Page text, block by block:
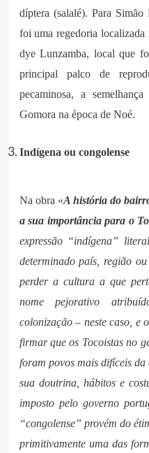
díptera (salalé). Para
foi uma regedoria
dye Lunzamba, local que
principal palco de
pecaminosa, a
Gomora na época de Noé.
Indígena ou congolense
Na obra «A história do
a sua importância para o
expressão “indígena”
determinado país, região
perder a cultura a que
nome pejorativo
colonização – neste caso, e
firmar que os Tocoistas no
foram povos mais difíceis
sua doutrina, hábitos e
imposto pelo governo
“congolense” provém do
primitivamente uma das